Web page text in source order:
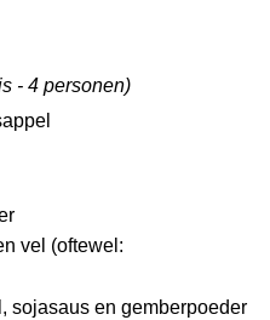
- 4 personen)
vel (oftewel:
sojasaus en gemberpoeder